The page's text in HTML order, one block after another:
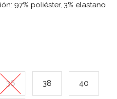
97% poliéster, 3% elastano
36 38 40